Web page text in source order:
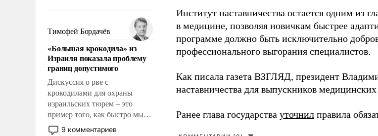
политические прожекты будут
беспрекословно оплачиваться
за счет российских
налогоплательщиков и где за
свои поступки не нужно
отвечать.
Тимофей Бордачёв
«Большая крокодила» из
Израиля показала проблему
границ допустимого
Дискуссия о рве с
крокодилами для охраны
израильских тюрем – это
пример того, как быстро мы
двигаемся по пути
9 комментариев
Институт наставничества остается одним из
в медицине, позволяя новичкам быстрее
программе должно быть исключительно
профессионального выгорания специалистов.
Как писала газета ВЗГЛЯД, президент
наставничества для выпускников медицинских
Ранее глава государства уточнил правила